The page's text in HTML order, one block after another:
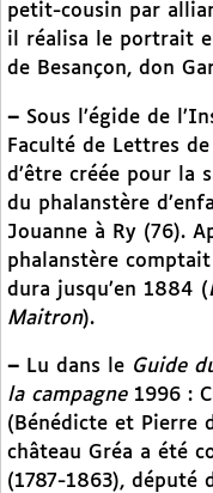
petit-cousin par
il réalisa le portrait
de Besançon, don
– Sous l’égide de
Faculté de Lettres
d’être créée pour la
du phalanstère
Jouanne à Ry (76).
phalanstère
dura jusqu’en 1884 (
Maitron).
– Lu dans le Guide
la campagne1996 :
(Bénédicte et Pierre
château Gréa a été
(1787-1863), député